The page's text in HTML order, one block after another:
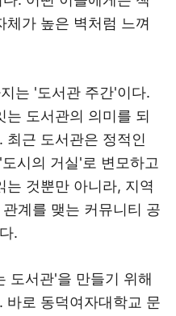
체가 높은 벽처럼 느껴
는 '도서관 주간'이다.
는 도서관의 의미를 되
근 도서관은 정적인
시의 거실'로 변모하고
는 것뿐만 아니라, 지역
계를 맺는 커뮤니티 공
.
도서관'을 만들기 위해
바로 동덕여자대학교 문